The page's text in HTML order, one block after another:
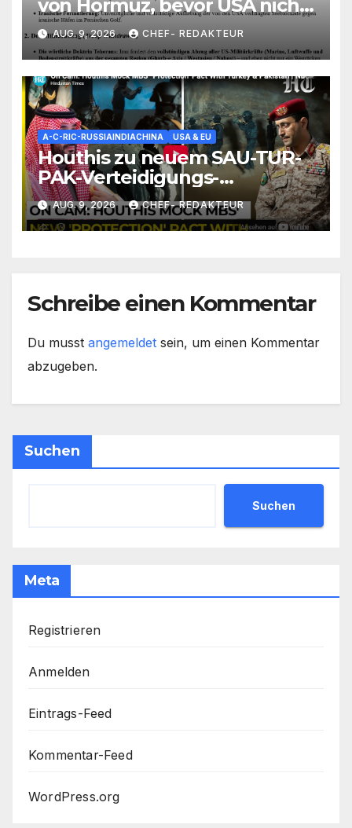
von Hormuz, bevor USA nicht
alle Truppen aus Region
West-Asien abgezogen hat
AUG. 9, 2026 CHEF- REDAKTEUR
A-C-RIC-RUSSIAINDIACHINA USA & EU
Houthis zu neuem SAU-TUR-
PAK-Verteidigungs-
Abkommen: Tretet nicht
gegen Yemen an (sonst wirds
hart)
AUG. 9, 2026 CHEF- REDAKTEUR
Schreibe einen Kommentar
Du musst angemeldet sein, um einen Kommentar
abzugeben.
Suchen
Suchen
Meta
Registrieren
Anmelden
Eintrags-Feed
Kommentar-Feed
WordPress.org